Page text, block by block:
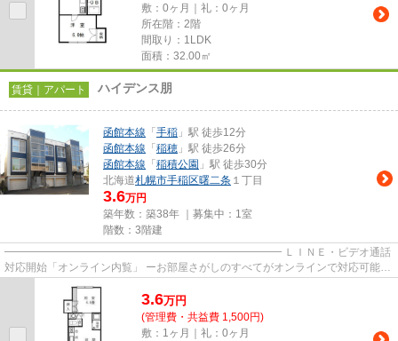
敷：0ヶ月｜礼：0ヶ月
所在階：2階
間取り：1LDK
面積：32.00㎡
賃貸｜アパート ハイデンス朋
函館本線 「 手稲 」駅 徒歩12分
函館本線 「 稲穂 」駅 徒歩26分
函館本線 「 稲積公園 」駅 徒歩30分
北海道札幌市手稲区曙二条 １丁目
3.6万円
築年数：築38年 ｜募集中： 1室
階数：3階建
━━━━━━━━━━━━━━━━━━━━━━━━━━ ＬＩＮＥ・ビデオ通話
対応開始「オンライン内覧」 ーお部屋さがしのすべてがオンラインで対応可能ー
3.6万円
(管理費・共益費 1,500円)
敷：1ヶ月｜礼：0ヶ月